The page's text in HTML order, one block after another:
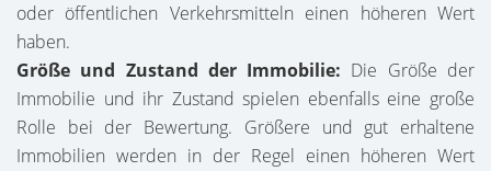
oder öffentlichen Verkehrsmitteln einen höheren Wert
haben.
Größe und Zustand der Immobilie: Die Größe der
Immobilie und ihr Zustand spielen ebenfalls eine große
Rolle bei der Bewertung. Größere und gut erhaltene
Immobilien werden in der Regel einen höheren Wert